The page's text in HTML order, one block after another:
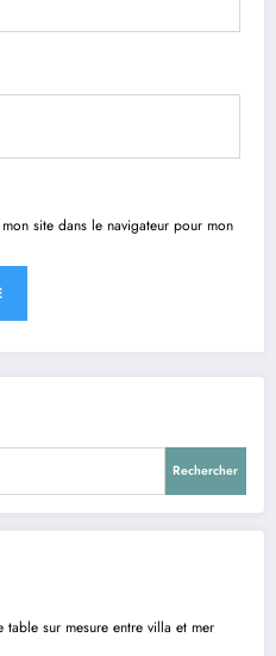
site dans le navigateur pour mon
Rechercher
sur mesure entre villa et mer